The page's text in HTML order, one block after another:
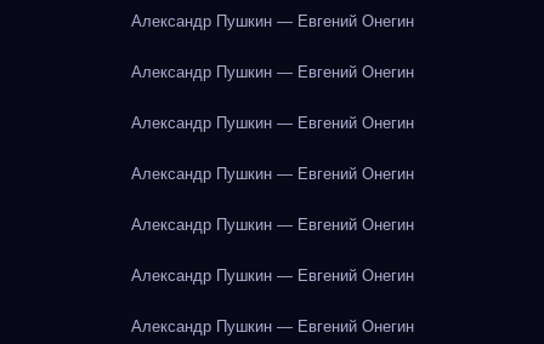
Александр Пушкин — Евгений Онегин
Александр Пушкин — Евгений Онегин
Александр Пушкин — Евгений Онегин
Александр Пушкин — Евгений Онегин
Александр Пушкин — Евгений Онегин
Александр Пушкин — Евгений Онегин
Александр Пушкин — Евгений Онегин